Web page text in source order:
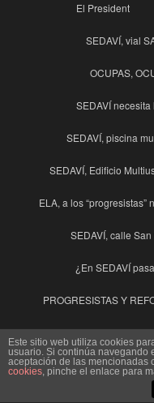
El President
SEDAVÍ, vial
OCUPAS,
SEDAVÍ
SEDAVÍ, piscina
SEDAVÍ, Edificio
ELA, a los
SEDAVÍ, calle
¿En SEDAVÍ
PROGRESISTAS Y
EL 8 DE
Ley de Paridad Otro
Este sitio web utiliza cookies
usuario. Si continúa navegando
aceptación de las mencionadas
cookies, pinche el enlace para